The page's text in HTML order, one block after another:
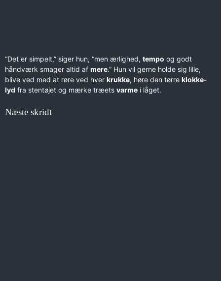
“Det er simpelt,” siger hun, “men ærlighed, tempo og godt
håndværk smager altid af mere.” Hun vil gerne holde sig lille,
blive ved med at røre ved hver krukke, høre den tørre klokke-
lyd fra stentøjet og mærke træets varme i låget.
Næste skridt